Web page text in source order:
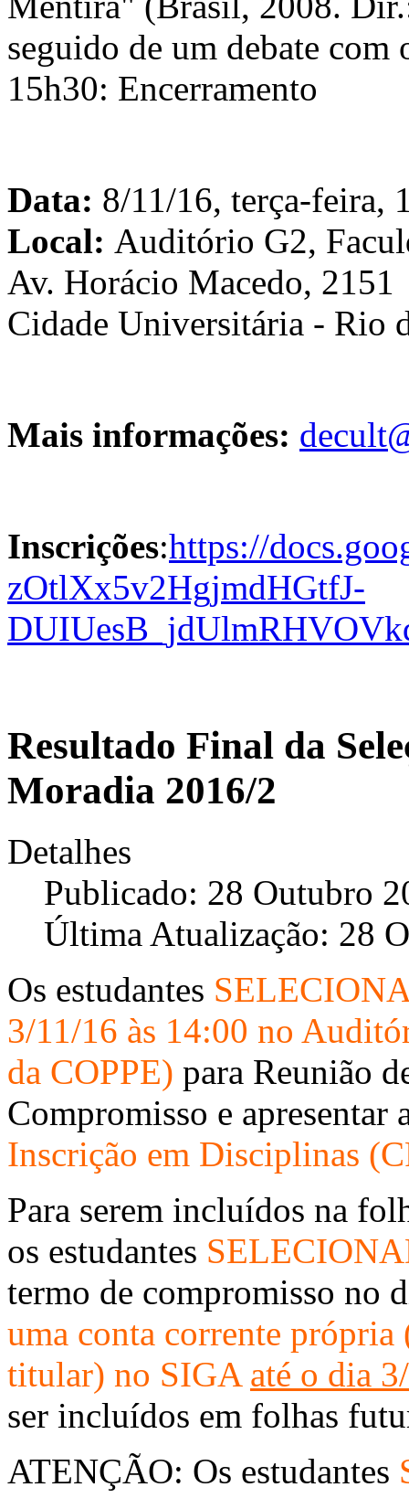
seguido de um debate com
15h30: Encerramento
Data: 8/11/16, terça-feira,
Local: Auditório G2,
Av. Horácio Macedo, 2151
Cidade Universitária - Rio
Mais informações:
Inscrições:https://
zOtlXx5v2HgjmdHGtfJ-
Resultado Final da
Moradia 2016/2
Detalhes
Publicado: 28 Outubro
Última Atualização: 28
Os estudantes
3/11/16 às 14:00 no
da COPPE) para Reunião
Compromisso e apresentar
Inscrição em Disciplinas
Para serem incluídos na
os estudantes
termo de compromisso no
uma conta corrente
titular) no SIGA até o dia
ser incluídos em folhas
ATENÇÃO: Os estudantes